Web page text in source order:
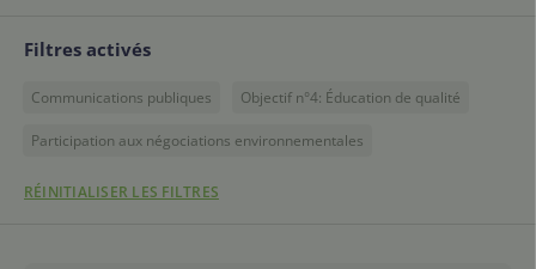
Filtres activés
Communications publiques Objectif n°4: Éducation de qualité
Participation aux négociations environnementales
RÉINITIALISER LES FILTRES